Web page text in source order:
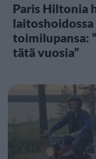
Paris Hiltonia
toimilupansa:
tätä vuosia”